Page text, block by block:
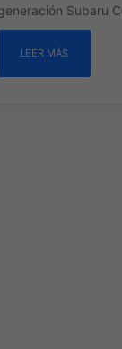
Subaru
LEER MÁS